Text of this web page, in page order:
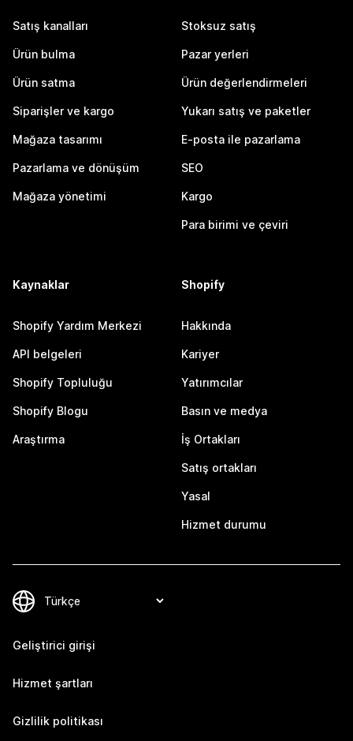
Satış kanalları
Ürün bulma
Ürün satma
Siparişler ve kargo
Mağaza tasarımı
Pazarlama ve dönüşüm
Mağaza yönetimi
Stoksuz satış
Pazar yerleri
Ürün değerlendirmeleri
Yukarı satış ve paketler
E-posta ile pazarlama
SEO
Kargo
Para birimi ve çeviri
Kaynaklar
Shopify Yardım Merkezi
API belgeleri
Shopify Topluluğu
Shopify Blogu
Araştırma
Shopify
Hakkında
Kariyer
Yatırımcılar
Basın ve medya
İş Ortakları
Satış ortakları
Yasal
Hizmet durumu
Geliştirici girişi
Hizmet şartları
Gizlilik politikası